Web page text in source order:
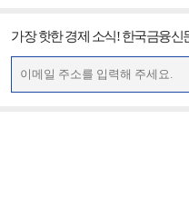
가장 핫한 경제 소식! 한국금융신